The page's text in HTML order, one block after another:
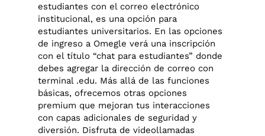
estudiantes con el correo electrónico
institucional, es una opción para
estudiantes universitarios. En las opciones
de ingreso a Omegle verá una inscripción
con el título “chat para estudiantes” donde
debes agregar la dirección de correo con
terminal .edu. Más allá de las funciones
básicas, ofrecemos otras opciones
premium que mejoran tus interacciones
con capas adicionales de seguridad y
diversión. Disfruta de videollamadas